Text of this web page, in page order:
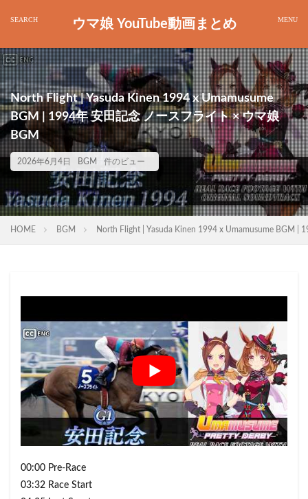
ウマ娘 YouTube動画まとめ
North Flight | Yasuda Kinen 1994 x Umamusume
BGM | 1994年 安田記念 ノースフライト × ウマ娘
BGM
2026年6月4日 BGM 件のビュー
HOME BGM North Flight | Yasuda Kinen 1994 x Umamusume BGM |
00:00 Pre-Race
03:32 Race Start